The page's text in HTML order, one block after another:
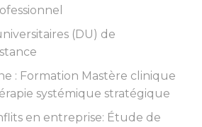
(DU) de
: Formation Mastère clinique
systémique stratégique
en entreprise: Étude de